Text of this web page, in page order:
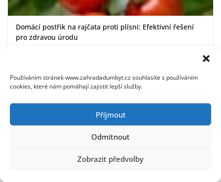
Používáním stránek www.zahradadumbyt.cz souhlasíte s používáním
cookies, které nám pomáhají zajistit lepší služby.
Příjmout
Odmítnout
Zobrazit předvolby
Domácí postřik na rajčata proti plísni: Efektivní řešení
pro zdravou úrodu